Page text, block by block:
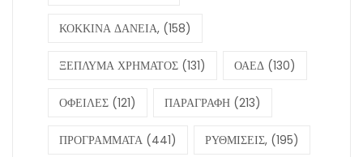
ΚΟΚΚΙΝΑ ΔΑΝΕΙΑ, (158)
ΞΕΠΛΥΜΑ ΧΡΗΜΑΤΟΣ (131) ΟΑΕΔ (130)
ΟΦΕΙΛΕΣ (121) ΠΑΡΑΓΡΑΦΗ (213)
ΠΡΟΓΡΑΜΜΑΤΑ (441) ΡΥΘΜΙΣΕΙΣ, (195)